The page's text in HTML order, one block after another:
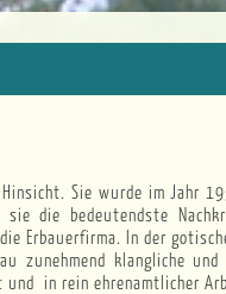
sie die bedeutendste
Erbauerfirma. In der
zunehmend klangliche
in rein ehrenamtlicher